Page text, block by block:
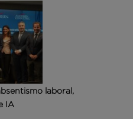
laboral,
IA